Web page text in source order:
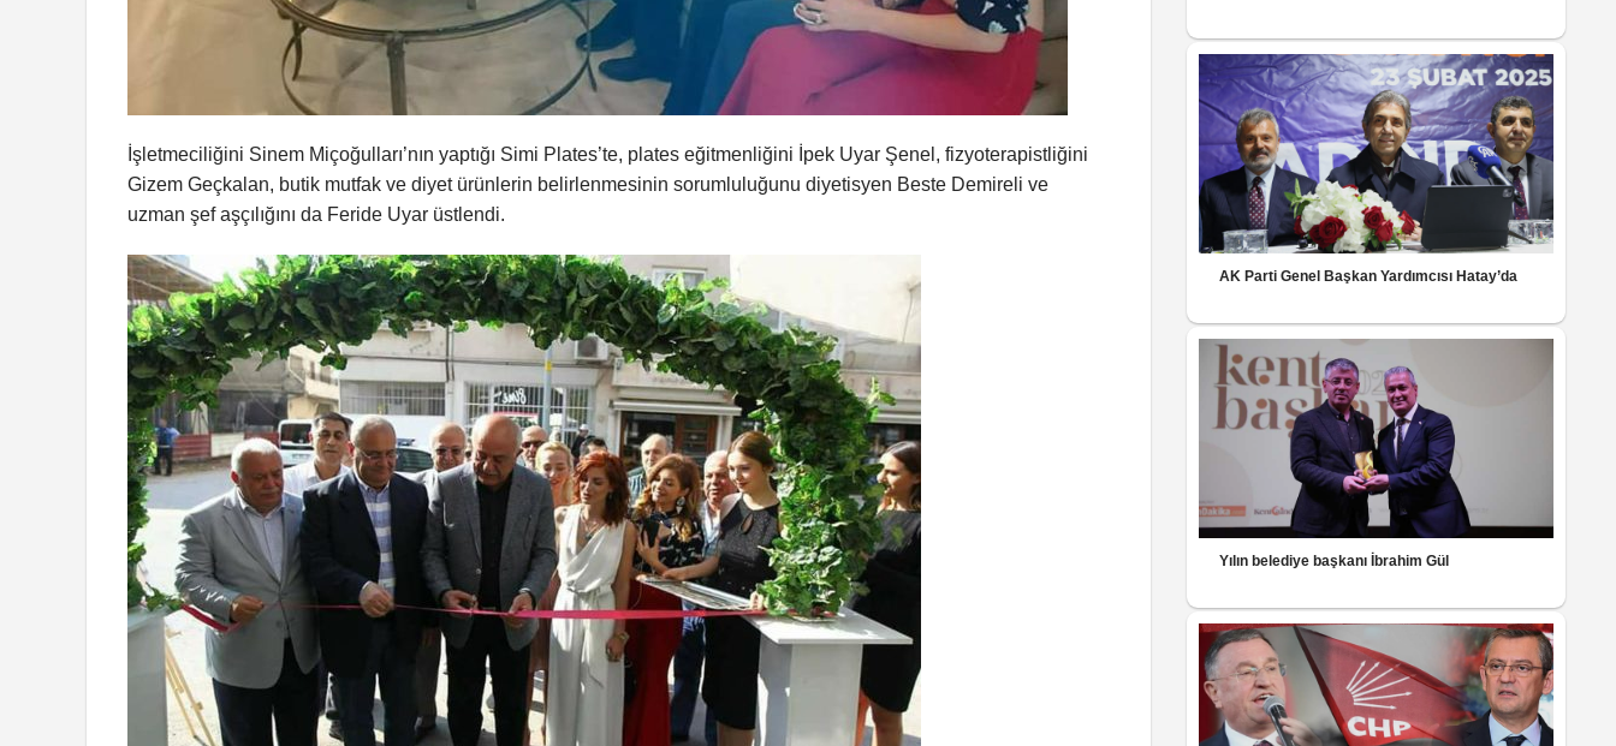
İşletmeciliğini Sinem Miçoğulları’nın yaptığı Simi Plates’te, plates eğitmenliğini İpek Uyar Şenel, fizyoterapistliğini
Gizem Geçkalan, butik mutfak ve diyet ürünlerin belirlenmesinin sorumluluğunu diyetisyen Beste Demireli ve
uzman şef aşçılığını da Feride Uyar üstlendi.
AK Parti Genel Başkan Yardımcısı Hatay’da
Yılın belediye başkanı İbrahim Gül